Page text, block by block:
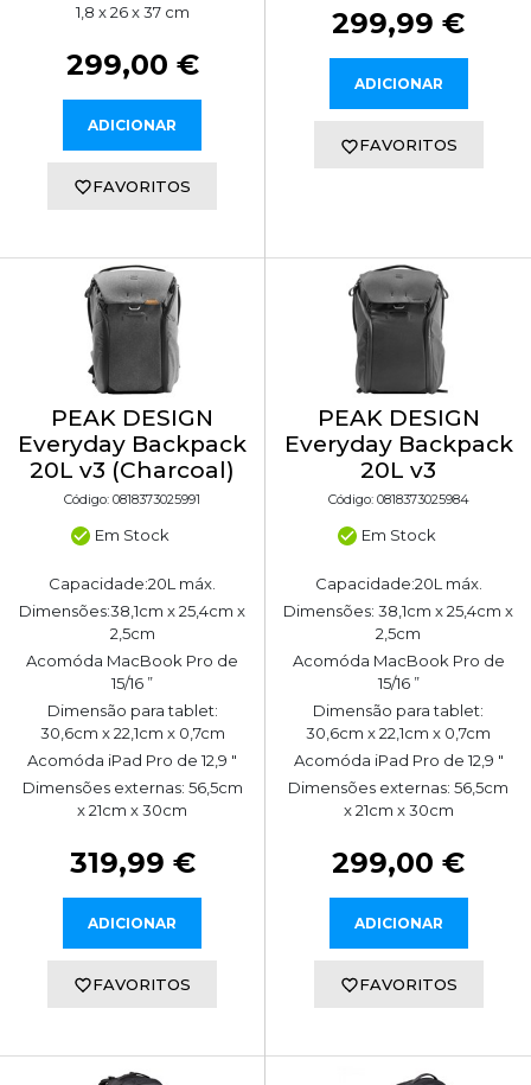
1,8 x 26 x 37 cm
299,00 €
ADICIONAR
FAVORITOS
299,99 €
ADICIONAR
FAVORITOS
PEAK DESIGN
Everyday Backpack
20L v3 (Charcoal)
Código: 0818373025991
Em Stock
Capacidade:20L máx.
Dimensões:38,1cm x 25,4cm x
2,5cm
Acomóda MacBook Pro de
15/16 ”
Dimensão para tablet:
30,6cm x 22,1cm x 0,7cm
Acomóda iPad Pro de 12,9 "
Dimensões externas: 56,5cm
x 21cm x 30cm
319,99 €
ADICIONAR
FAVORITOS
PEAK DESIGN
Everyday Backpack
20L v3
Código: 0818373025984
Em Stock
Capacidade:20L máx.
Dimensões: 38,1cm x 25,4cm x
2,5cm
Acomóda MacBook Pro de
15/16 ”
Dimensão para tablet:
30,6cm x 22,1cm x 0,7cm
Acomóda iPad Pro de 12,9 "
Dimensões externas: 56,5cm
x 21cm x 30cm
299,00 €
ADICIONAR
FAVORITOS